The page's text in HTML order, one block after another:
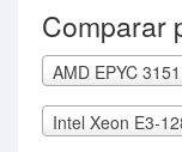
Comparar
AMD EPYC 3151
Intel Xeon E3-